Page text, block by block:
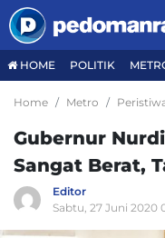
HOME POLITIK
Home Metro
Gubernur
Sangat Berat,
Editor
Sabtu, 27 Juni 2020